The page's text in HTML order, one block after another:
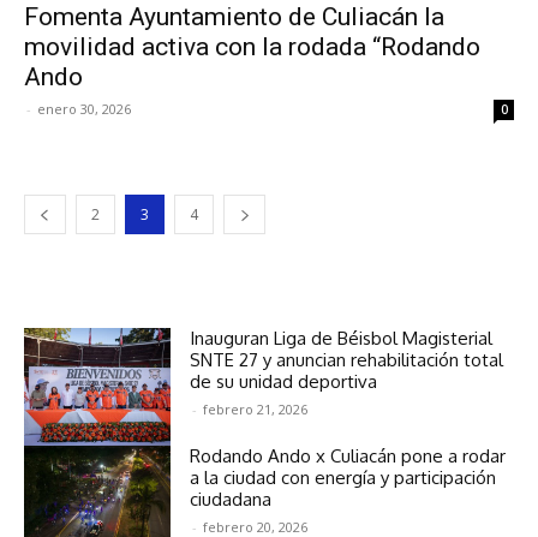
Fomenta Ayuntamiento de Culiacán la
movilidad activa con la rodada “Rodando
Ando
- enero 30, 2026 0
2 3 4
Inauguran Liga de Béisbol Magisterial
SNTE 27 y anuncian rehabilitación total
de su unidad deportiva
- febrero 21, 2026
Rodando Ando x Culiacán pone a rodar
a la ciudad con energía y participación
ciudadana
- febrero 20, 2026